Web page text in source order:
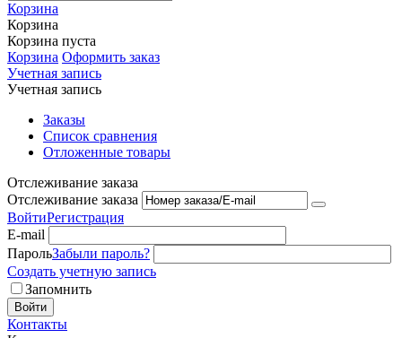
Корзина
Корзина
Корзина пуста
Корзина Оформить заказ
Учетная запись
Учетная запись
Заказы
Список сравнения
Отложенные товары
Отслеживание заказа
Отслеживание заказа
ВойтиРегистрация
E-mail
ПарольЗабыли пароль?
Создать учетную запись
Запомнить
Войти
Контакты